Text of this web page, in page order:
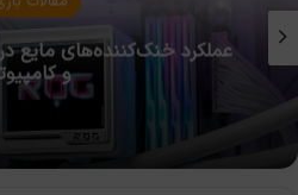
اخبار بازی
شما چند روز به عشقتان